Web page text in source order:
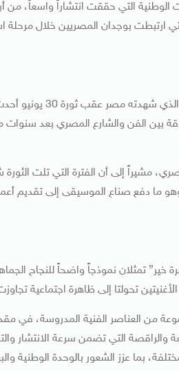
التي حققت انتشاراً واسعاً، من
ارتبطت بوجدان المصريين خلال مرحلة
يرى الناقد الفني محمد
بين الفن والشارع المصري بعد
مشيراً إلى أن الفترة التي تلت
ما دفع صناع الموسيقى إلى تقديم
خير” تمثلان نموذجاً واضحاً للنجاح
تحولتا إلى ظاهرة اجتماعية
من العناصر الفنية المدروسة، في
والراقصة التي تضمن سرعة الانتشار
بما عزز الشعور بالوحدة الوطنية